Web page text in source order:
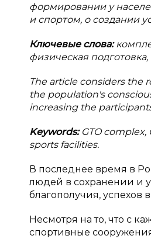
формировании у
и спортом, о создании
Ключевые слова:
физическая
The article considers the
the population's
increasing the
Keywords: GTO
sports facilities.
В последнее время в
людей в сохранении и
благополучия, успехов
Несмотря на то, что с
спортивные